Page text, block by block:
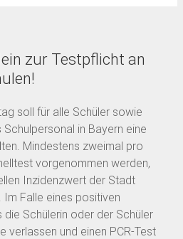
zur Testpflicht an
soll für alle Schüler sowie
in Bayern eine
Mindestens zweimal pro
vorgenommen werden,
Inzidenzwert der Stadt
Falle eines positiven
Schülerin oder der Schüler
verlassen und einen PCR-Test